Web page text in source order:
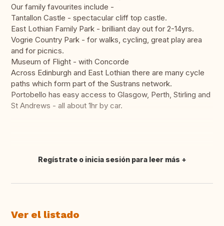
Our family favourites include -
Tantallon Castle - spectacular cliff top castle.
East Lothian Family Park - brilliant day out for 2-14yrs.
Vogrie Country Park - for walks, cycling, great play area
and for picnics.
Museum of Flight - with Concorde
Across Edinburgh and East Lothian there are many cycle
paths which form part of the Sustrans network.
Portobello has easy access to Glasgow, Perth, Stirling and
St Andrews - all about 1hr by car.
Traducir
Regístrate o inicia sesión para leer más
Ver el listado